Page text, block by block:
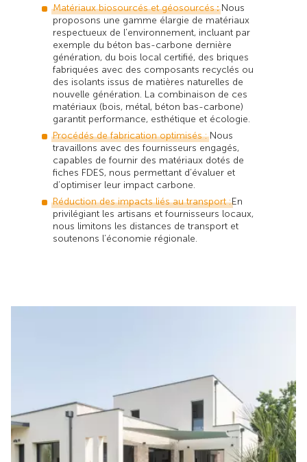
Matériaux biosourcés et géosourcés: Nous
proposons une gamme élargie de matériaux
respectueux de l’environnement, incluant par
exemple du béton bas-carbone dernière
génération, du bois local certifié, des briques
fabriquées avec des composants recyclés ou
des isolants issus de matières naturelles de
nouvelle génération. La combinaison de ces
matériaux (bois, métal, béton bas-carbone)
garantit performance, esthétique et écologie.
Procédés de fabrication optimisés : Nous
travaillons avec des fournisseurs engagés,
capables de fournir des matériaux dotés de
fiches FDES, nous permettant d’évaluer et
d’optimiser leur impact carbone.
Réduction des impacts liés au transport :En
privilégiant les artisans et fournisseurs locaux,
nous limitons les distances de transport et
soutenons l’économie régionale.